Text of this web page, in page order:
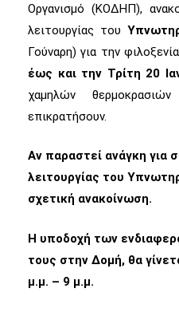
Οργανισμό (ΚΟΔΗΠ),
λειτουργίας του
Γούναρη) για την
έως και την Τρίτη 20
χαμηλών
επικρατήσουν.
Αν παραστεί ανάγκη για
λειτουργίας του
σχετική ανακοίνωση.
Η υποδοχή των
τους στην Δομή, θα
μ.μ. – 9 μ.μ.